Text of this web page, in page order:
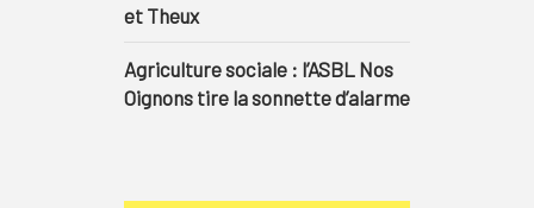
et Theux
Agriculture sociale : l’ASBL Nos
Oignons tire la sonnette d’alarme